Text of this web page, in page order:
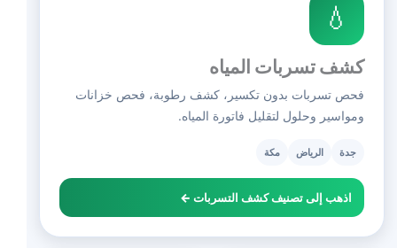
💧
كشف تسربات المياه
فحص تسربات بدون تكسير، كشف رطوبة، فحص خزانات
ومواسير وحلول لتقليل فاتورة المياه.
جدة الرياض مكة
اذهب إلى تصنيف كشف التسربات ←